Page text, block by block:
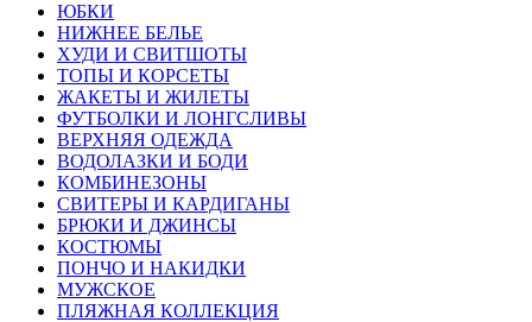
ЮБКИ
НИЖНЕЕ БЕЛЬЕ
ХУДИ И СВИТШОТЫ
ТОПЫ И КОРСЕТЫ
ЖАКЕТЫ И ЖИЛЕТЫ
ФУТБОЛКИ И ЛОНГСЛИВЫ
ВЕРХНЯЯ ОДЕЖДА
ВОДОЛАЗКИ И БОДИ
КОМБИНЕЗОНЫ
СВИТЕРЫ И КАРДИГАНЫ
БРЮКИ И ДЖИНСЫ
КОСТЮМЫ
ПОНЧО И НАКИДКИ
МУЖСКОЕ
ПЛЯЖНАЯ КОЛЛЕКЦИЯ